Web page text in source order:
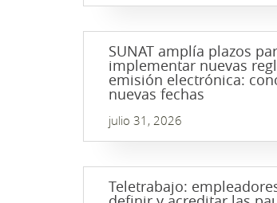
SUNAT amplía plazos
implementar nuevas
emisión electrónica:
nuevas fechas
julio 31, 2026
Teletrabajo: